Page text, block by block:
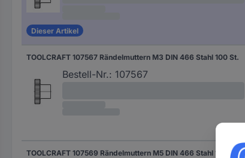
Dieser Artikel
TOOLCRAFT 107567 Rändelmuttern M3 DIN 466 Stahl 100 St.
Bestell-Nr.: 107567
TOOLCRAFT 107569 Rändelmuttern M5 DIN 466 Stahl 100 St.